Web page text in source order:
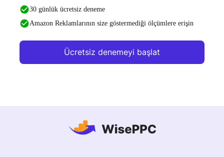
30 günlük ücretsiz deneme
Amazon Reklamlarının size göstermediği ölçümlere erişin
Ücretsiz denemeyi başlat